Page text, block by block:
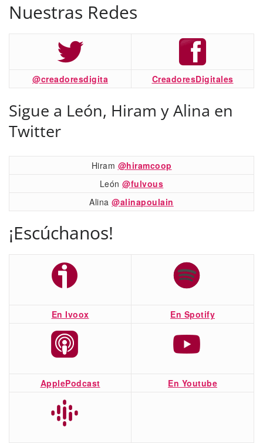
Nuestras Redes
@creadoresdigita CreadoresDigitales
Sigue a León, Hiram y Alina en
Twitter
Hiram @hiramcoop
León@fulvous
Alina@alinapoulain
¡Escúchanos!
En Ivoox En Spotify
ApplePodcast En Youtube